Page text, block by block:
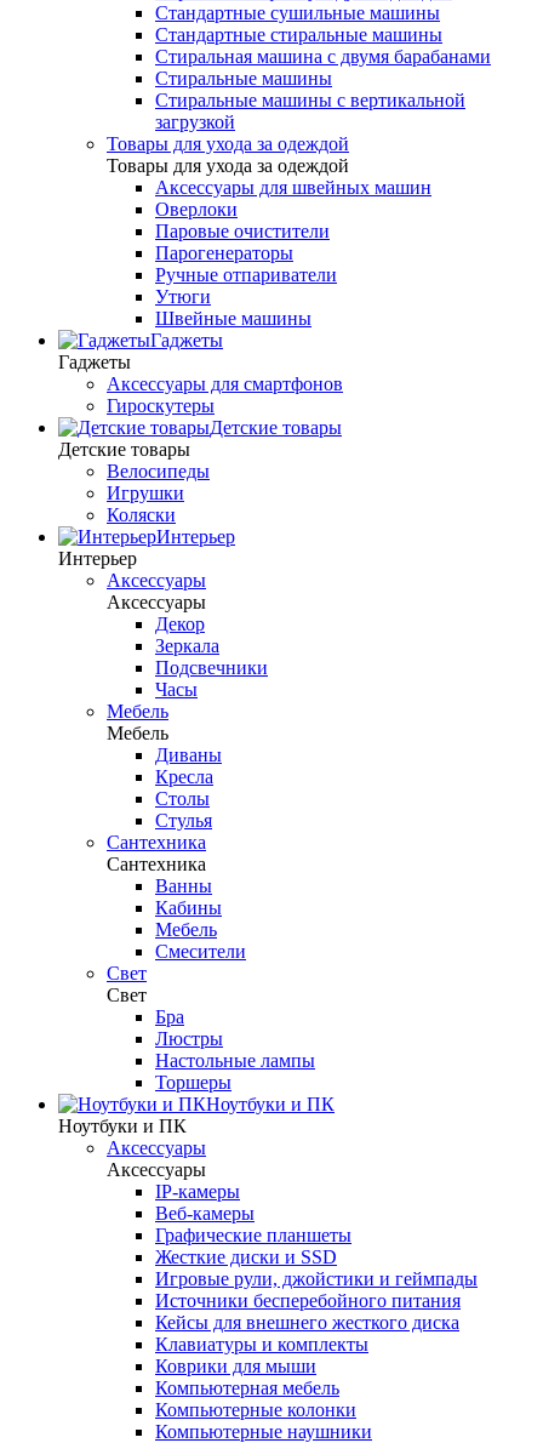
Стандартные сушильные машины
Стандартные стиральные машины
Стиральная машина с двумя барабанами
Стиральные машины
Стиральные машины с вертикальной
загрузкой
Товары для ухода за одеждой
Товары для ухода за одеждой
Аксессуары для швейных машин
Оверлоки
Паровые очистители
Парогенераторы
Ручные отпариватели
Утюги
Швейные машины
Гаджеты
Гаджеты
Аксессуары для смартфонов
Гироскутеры
Детские товары
Детские товары
Велосипеды
Игрушки
Коляски
Интерьер
Интерьер
Аксессуары
Аксессуары
Декор
Зеркала
Подсвечники
Часы
Мебель
Мебель
Диваны
Кресла
Столы
Стулья
Сантехника
Сантехника
Ванны
Кабины
Мебель
Смесители
Свет
Свет
Бра
Люстры
Настольные лампы
Торшеры
Ноутбуки и ПК
Ноутбуки и ПК
Аксессуары
Аксессуары
IP-камеры
Веб-камеры
Графические планшеты
Жесткие диски и SSD
Игровые рули, джойстики и геймпады
Источники бесперебойного питания
Кейсы для внешнего жесткого диска
Клавиатуры и комплекты
Коврики для мыши
Компьютерная мебель
Компьютерные колонки
Компьютерные наушники